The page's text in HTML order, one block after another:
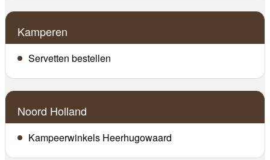
Kamperen
Servetten bestellen
Noord Holland
Kampeerwinkels Heerhugowaard